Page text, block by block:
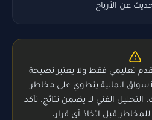
عن الأرباح
تعليمي فقط ولا يعتبر نصيحة
المالية ينطوي على مخاطر
الفني لا يضمن نتائج. تأكد
قبل اتخاذ أي قرار.